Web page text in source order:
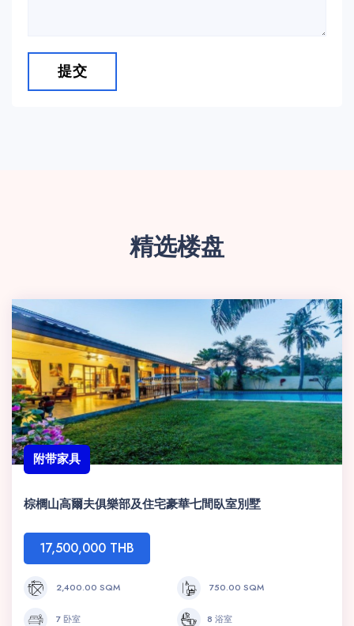
提交
精选楼盘
附带家具
棕櫚山高爾夫俱樂部及住宅豪華七間臥室別墅
17,500,000 THB
2,400.00 SQM 750.00 SQM
7 卧室 8 浴室